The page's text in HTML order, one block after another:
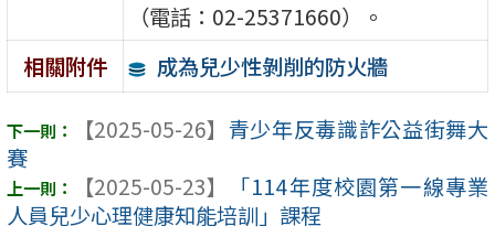
（電話：02-25371660）。
相關附件
成為兒少性剝削的防火牆
【2025-05-26】 青少年反毒識詐公益街舞大
賽
【2025-05-23】
「114年度校園第一線專業
人員兒少心理健康知能培訓」課程